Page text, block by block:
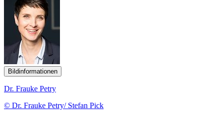
Bildinformationen
Dr. Frauke Petry
© Dr. Frauke Petry/ Stefan Pick